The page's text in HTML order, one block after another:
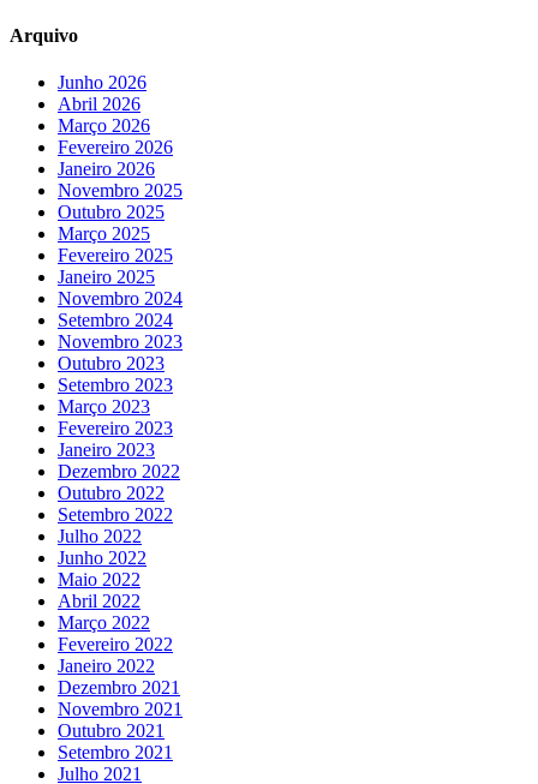
Arquivo
Junho 2026
Abril 2026
Março 2026
Fevereiro 2026
Janeiro 2026
Novembro 2025
Outubro 2025
Março 2025
Fevereiro 2025
Janeiro 2025
Novembro 2024
Setembro 2024
Novembro 2023
Outubro 2023
Setembro 2023
Março 2023
Fevereiro 2023
Janeiro 2023
Dezembro 2022
Outubro 2022
Setembro 2022
Julho 2022
Junho 2022
Maio 2022
Abril 2022
Março 2022
Fevereiro 2022
Janeiro 2022
Dezembro 2021
Novembro 2021
Outubro 2021
Setembro 2021
Julho 2021